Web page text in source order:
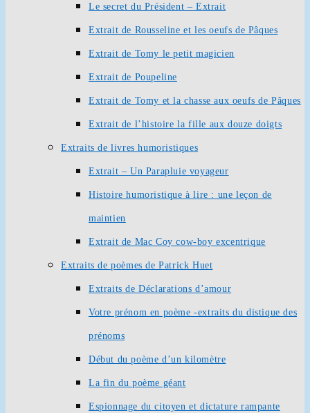
Le secret du Président – Extrait
Extrait de Rousseline et les oeufs de Pâques
Extrait de Tomy le petit magicien
Extrait de Poupeline
Extrait de Tomy et la chasse aux oeufs de Pâques
Extrait de l’histoire la fille aux douze doigts
Extraits de livres humoristiques
Extrait – Un Parapluie voyageur
Histoire humoristique à lire : une leçon de
maintien
Extrait de Mac Coy cow-boy excentrique
Extraits de poèmes de Patrick Huet
Extraits de Déclarations d’amour
Votre prénom en poème -extraits du distique des
prénoms
Début du poème d’un kilomètre
La fin du poème géant
Espionnage du citoyen et dictature rampante